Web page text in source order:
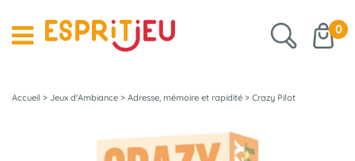
0
Accueil > Jeux d'Ambiance > Adresse, mémoire et rapidité > Crazy Pilot